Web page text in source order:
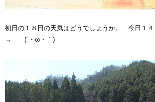
初日の１８日の天気はどうでしょうか。 今日１
→ (´・ω・｀)